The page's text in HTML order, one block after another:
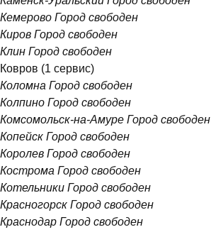
Кемерово Город свободен
Киров Город свободен
Клин Город свободен
Ковров (1 сервис)
Коломна Город свободен
Колпино Город свободен
Комсомольск-на-Амуре Город свободен
Копейск Город свободен
Королев Город свободен
Кострома Город свободен
Котельники Город свободен
Красногорск Город свободен
Краснодар Город свободен